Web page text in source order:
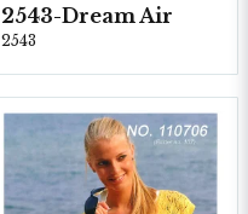
2543-Dream Air
2543